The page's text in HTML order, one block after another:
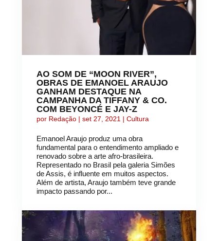
AO SOM DE “MOON RIVER”,
OBRAS DE EMANOEL ARAUJO
GANHAM DESTAQUE NA
CAMPANHA DA TIFFANY & CO.
COM BEYONCÉ E JAY-Z
por Redação| set 27, 2021 | Cultura
Emanoel Araujo produz uma obra
fundamental para o entendimento ampliado e
renovado sobre a arte afro-brasileira.
Representado no Brasil pela galeria Simões
de Assis, é influente em muitos aspectos.
Além de artista, Araujo também teve grande
impacto passando por...